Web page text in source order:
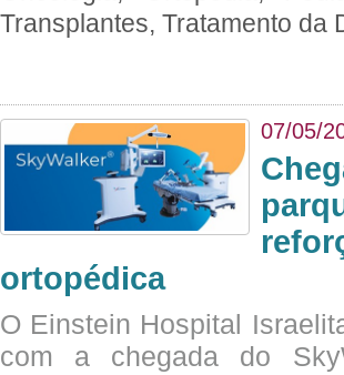
Transplantes, Tratamento da
07/05/
ortopédica
O Einstein Hospital
com a chegada do